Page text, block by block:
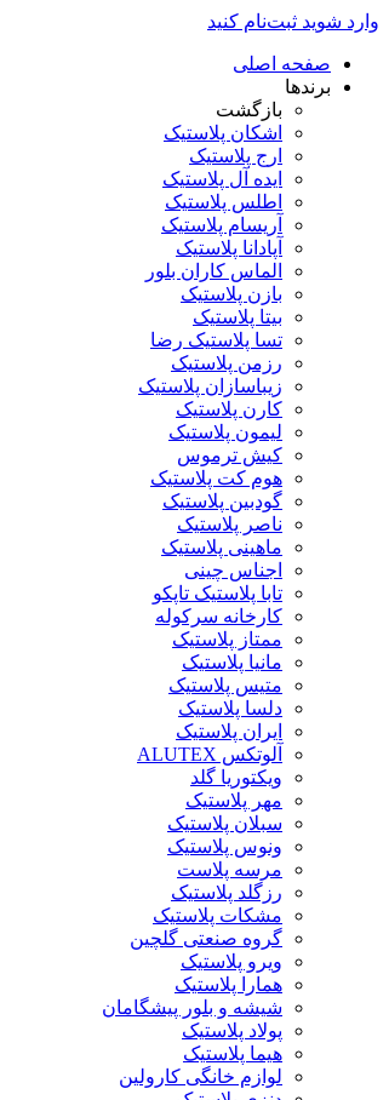
وارد شوید ثبت‌نام کنید
صفحه اصلی
برندها
بازگشت
اشکان پلاستیک
ارج پلاستیک
ایده آل پلاستیک
اطلس پلاستیک
آریسام پلاستیک
آپادانا پلاستیک
الماس کاران بلور
بازن پلاستیک
بیتا پلاستیک
تسا پلاستیک رضا
رزمن پلاستیک
زیباسازان پلاستیک
کارن پلاستیک
لیمون پلاستیک
کیش ترموس
هوم کت پلاستیک
گودبین پلاستیک
ناصر پلاستیک
ماهینی پلاستیک
اجناس چینی
تابا پلاستیک تاپکو
کارخانه سرکوله
ممتاز پلاستیک
مانیا پلاستیک
متیس پلاستیک
دلسا پلاستیک
ایران پلاستیک
آلوتکس ALUTEX
ویکتوریا گلد
مهر پلاستیک
سبلان پلاستیک
ونوس پلاستیک
مرسه پلاست
رزگلد پلاستیک
مشکات پلاستیک
گروه صنعتی گلچین
ویرو پلاستیک
همارا پلاستیک
شیشه و بلور پیشگامان
پولاد پلاستیک
هیما پلاستیک
لوازم خانگی کارولین